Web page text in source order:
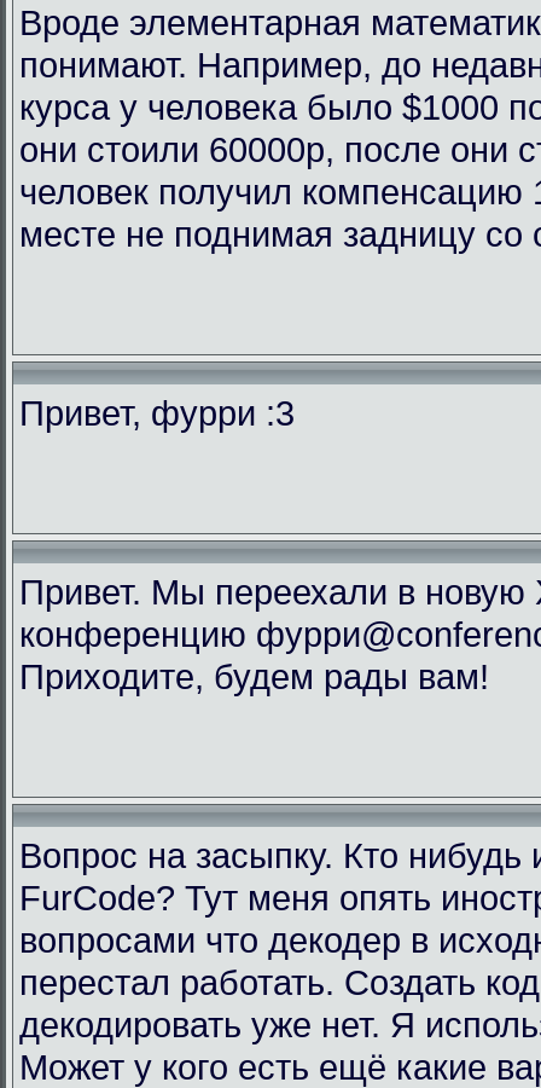
Вроде элементарная
понимают. Например, до
курса у человека было $1000
они стоили 60000р, после они
человек получил компенсацию
месте не поднимая задницу со
Привет, фурри :3
Привет. Мы переехали в новую
конференцию
Приходите, будем рады вам!
Вопрос на засыпку. Кто нибудь
FurCode? Тут меня опять
вопросами что декодер в
перестал работать. Создать
декодировать уже нет. Я
Может у кого есть ещё какие